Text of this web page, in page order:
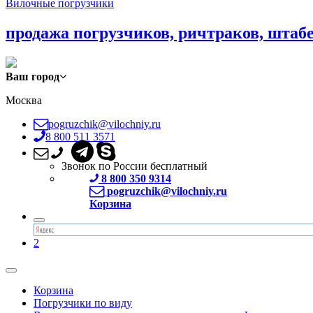
Вилочные погрузчики
продажа погрузчиков, ричтраков,
Ваш город
Москва
pogruzchik@vilochniy.ru
8 800 511 3571
Звонок по России бесплатный
8 800 350 9314
pogruzchik@vilochniy.ru
Корзина
2
Корзина
Погрузчики по виду